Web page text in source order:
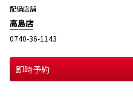
配備店舗
高島店
0740-36-1143
即時予約